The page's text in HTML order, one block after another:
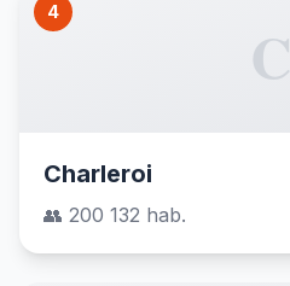
4
C
Charleroi
👥 200 132 hab.